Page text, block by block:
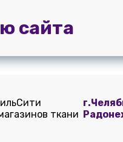
Доставка и
оплата
ткани
сайта